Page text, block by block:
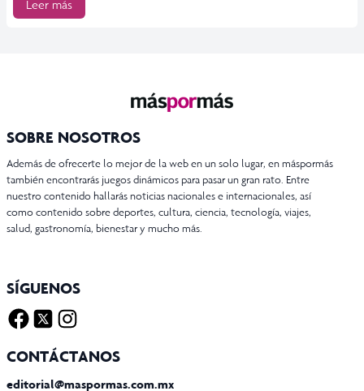
Leer más
SOBRE NOSOTROS
Además de ofrecerte lo mejor de la web en un solo lugar, en máspormás
también encontrarás juegos dinámicos para pasar un gran rato. Entre
nuestro contenido hallarás noticias nacionales e internacionales, así
como contenido sobre deportes, cultura, ciencia, tecnología, viajes,
salud, gastronomía, bienestar y mucho más.
SÍGUENOS
CONTÁCTANOS
editorial@maspormas.com.mx